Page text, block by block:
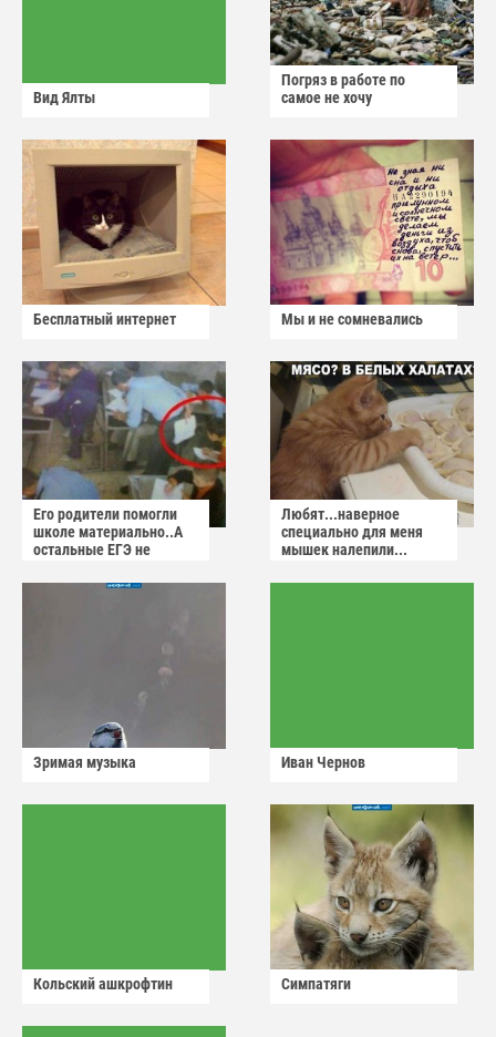
Вид Ялты
Погряз в работе по
самое не хочу
Бесплатный интернет Мы и не сомневались
Его родители помогли
школе материально..А
остальные ЕГЭ не
Любят...наверное
специально для меня
мышек налепили...
Зримая музыка Иван Чернов
Кольский ашкрофтин Симпатяги